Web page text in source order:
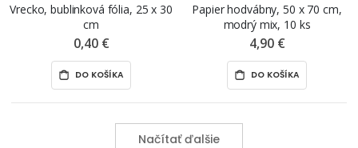
Vrecko, bublinková fólia, 25 x 30
cm
0,40 €
DO KOŠÍKA
Papier hodvábny, 50 x 70 cm,
modrý mix, 10 ks
4,90 €
DO KOŠÍKA
Načítať ďalšie